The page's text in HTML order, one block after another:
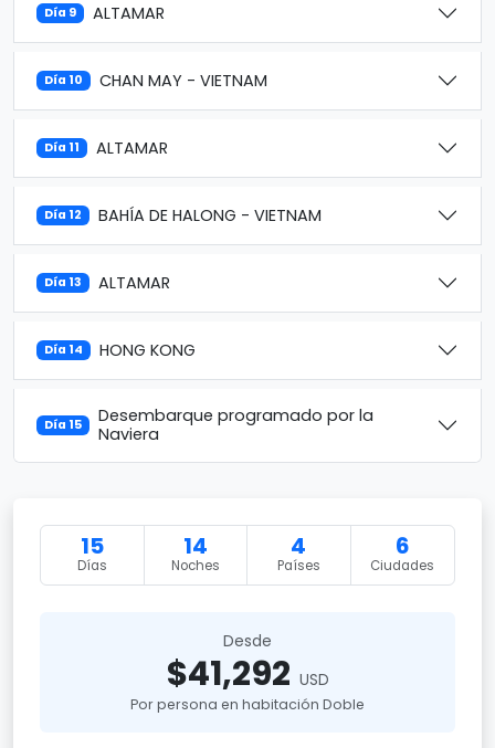
Día 9 ALTAMAR
Día 10 CHAN MAY - VIETNAM
Día 11 ALTAMAR
Día 12 BAHÍA DE HALONG - VIETNAM
Día 13 ALTAMAR
Día 14 HONG KONG
Día 15
Desembarque programado por la
Naviera
15
Días
14
Noches
4
Países
6
Ciudades
Desde
$41,292 USD
Por persona en habitación Doble